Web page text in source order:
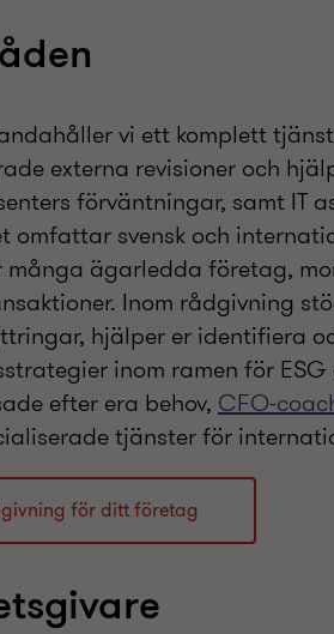
vi ett komplett
externa revisioner och
förväntningar, samt IT
svensk och
ägarledda företag,
Inom rådgivning
hjälper er identifiera
inom ramen för
efter era behov, CFO-
tjänster för
för ditt företag